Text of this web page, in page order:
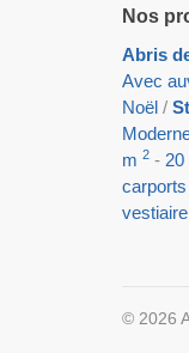
Nos
Abris
Avec
Noël /
m 2 - 20
carports
vestiaire
© 2026